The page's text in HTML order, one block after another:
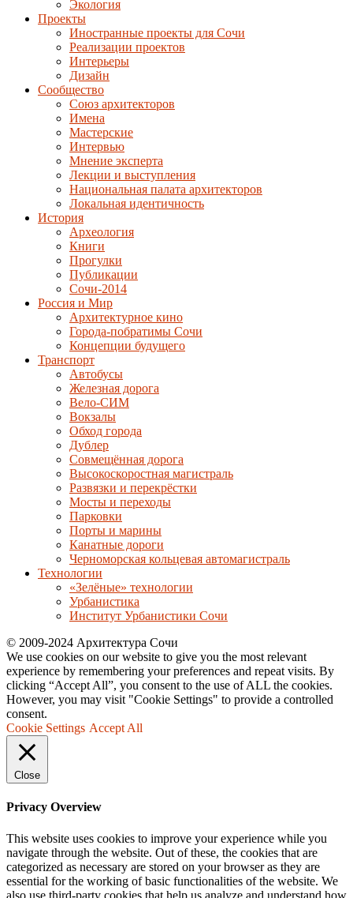
Экология
Проекты
Иностранные проекты для Сочи
Реализации проектов
Интерьеры
Дизайн
Сообщество
Союз архитекторов
Имена
Мастерские
Интервью
Мнение эксперта
Лекции и выступления
Национальная палата архитекторов
Локальная идентичность
История
Археология
Книги
Прогулки
Публикации
Сочи-2014
Россия и Мир
Архитектурное кино
Города-побратимы Сочи
Концепции будущего
Транспорт
Автобусы
Железная дорога
Вело-СИМ
Вокзалы
Обход города
Дублер
Совмещённая дорога
Высокоскоростная магистраль
Развязки и перекрёстки
Мосты и переходы
Парковки
Порты и марины
Канатные дороги
Черноморская кольцевая автомагистраль
Технологии
«Зелёные» технологии
Урбанистика
Институт Урбанистики Сочи
© 2009-2024 Архитектура Сочи
We use cookies on our website to give you the most relevant
experience by remembering your preferences and repeat visits. By
clicking “Accept All”, you consent to the use of ALL the cookies.
However, you may visit "Cookie Settings" to provide a controlled
consent.
Cookie Settings Accept All
Close
Privacy Overview
This website uses cookies to improve your experience while you
navigate through the website. Out of these, the cookies that are
categorized as necessary are stored on your browser as they are
essential for the working of basic functionalities of the website. We
also use third-party cookies that help us analyze and understand how